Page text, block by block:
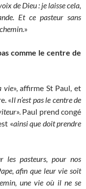
de Dieu : je laisse cela,
Et ce pasteur sans
»
comme le centre de
vie», affirme St Paul, et
«Il n’est pas le centre de
». Paul prend congé
«ainsi que doit prendre
les pasteurs, pour nos
afin que leur vie soit
une vie où il ne se